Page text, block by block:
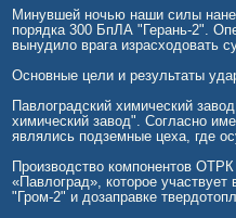
Минувшей ночью наши силы
порядка 300 БпЛА "Герань-2".
вынудило врага израсходовать
Основные цели и результаты
Павлоградский химический
химический завод". Согласно
являлись подземные цеха, где
Производство компонентов
«Павлоград», которое участвует
"Гром-2" и дозаправке